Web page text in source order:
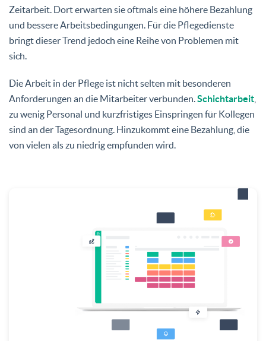
Zeitarbeit. Dort erwarten sie oftmals eine höhere Bezahlung
und bessere Arbeitsbedingungen. Für die Pflegedienste
bringt dieser Trend jedoch eine Reihe von Problemen mit
sich.
Die Arbeit in der Pflege ist nicht selten mit besonderen
Anforderungen an die Mitarbeiter verbunden.Schichtarbeit
zu wenig Personal und kurzfristiges Einspringen für Kollegen
sind an der Tagesordnung. Hinzukommt eine Bezahlung, die
von vielen als zu niedrig empfunden wird.